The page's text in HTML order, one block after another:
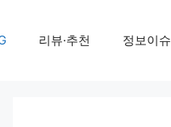
리뷰·추천 정보이슈